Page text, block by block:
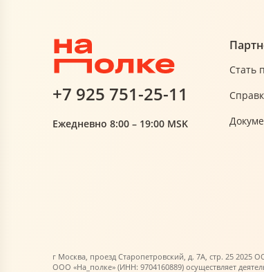
+7 925 751-25-11
Ежедневно 8:00 – 19:00 MSK
Стать
г Москва, проезд Старопетровский, д. 7А, стр. 25 2025
ООО «На_полке» (ИНН: 9704160889) осуществляет